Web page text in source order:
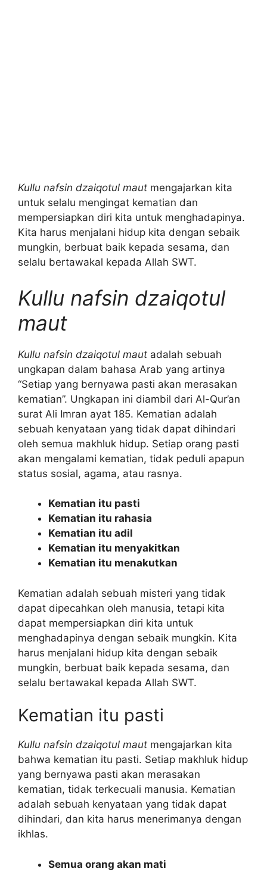
Kullu nafsin dzaiqotul maut mengajarkan kita
untuk selalu mengingat kematian dan
mempersiapkan diri kita untuk menghadapinya.
Kita harus menjalani hidup kita dengan sebaik
mungkin, berbuat baik kepada sesama, dan
selalu bertawakal kepada Allah SWT.
Kullu nafsin dzaiqotul
maut
Kullu nafsin dzaiqotul maut adalah sebuah
ungkapan dalam bahasa Arab yang artinya
“Setiap yang bernyawa pasti akan merasakan
kematian”. Ungkapan ini diambil dari Al-Qur’an
surat Ali Imran ayat 185. Kematian adalah
sebuah kenyataan yang tidak dapat dihindari
oleh semua makhluk hidup. Setiap orang pasti
akan mengalami kematian, tidak peduli apapun
status sosial, agama, atau rasnya.
Kematian itu pasti
Kematian itu rahasia
Kematian itu adil
Kematian itu menyakitkan
Kematian itu menakutkan
Kematian adalah sebuah misteri yang tidak
dapat dipecahkan oleh manusia, tetapi kita
dapat mempersiapkan diri kita untuk
menghadapinya dengan sebaik mungkin. Kita
harus menjalani hidup kita dengan sebaik
mungkin, berbuat baik kepada sesama, dan
selalu bertawakal kepada Allah SWT.
Kematian itu pasti
Kullu nafsin dzaiqotul maut mengajarkan kita
bahwa kematian itu pasti. Setiap makhluk hidup
yang bernyawa pasti akan merasakan
kematian, tidak terkecuali manusia. Kematian
adalah sebuah kenyataan yang tidak dapat
dihindari, dan kita harus menerimanya dengan
ikhlas.
Semua orang akan mati